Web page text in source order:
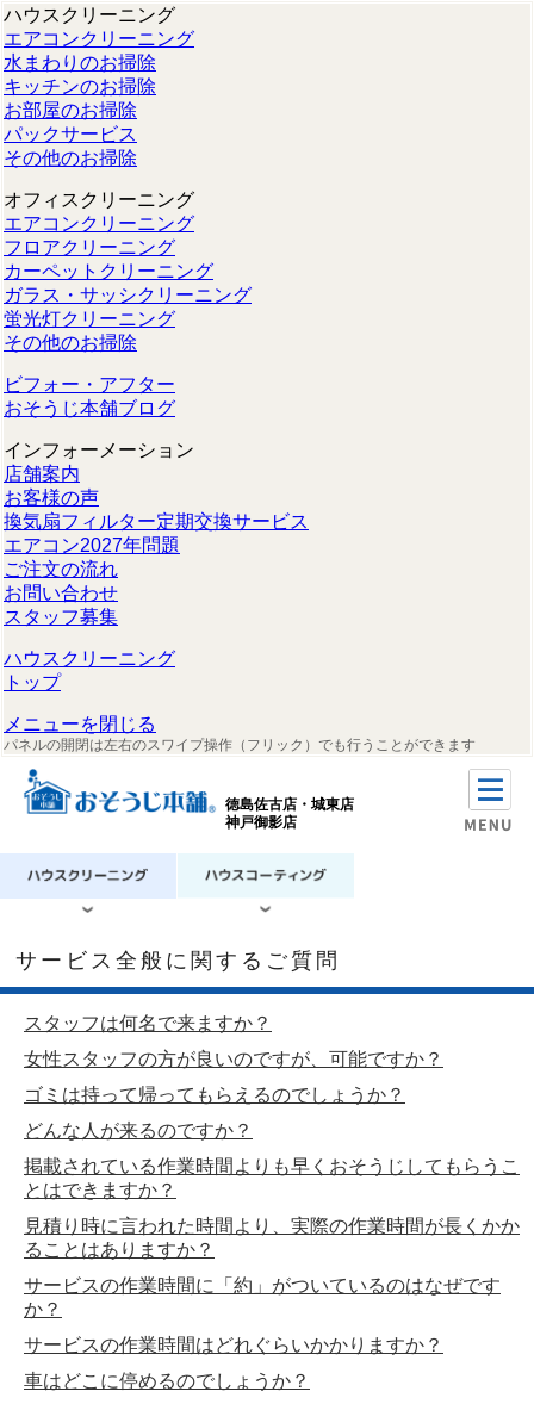
ハウスクリーニング
エアコンクリーニング
水まわりのお掃除
キッチンのお掃除
お部屋のお掃除
パックサービス
その他のお掃除
オフィスクリーニング
エアコンクリーニング
フロアクリーニング
カーペットクリーニング
ガラス・サッシクリーニング
蛍光灯クリーニング
その他のお掃除
ビフォー・アフター
おそうじ本舗ブログ
インフォーメーション
店舗案内
お客様の声
換気扇フィルター定期交換サービス
エアコン2027年問題
ご注文の流れ
お問い合わせ
スタッフ募集
ハウスクリーニング
トップ
メニューを閉じる
パネルの開閉は左右のスワイプ操作（フリック）でも行うことができます
徳島佐古店・城東店
神戸御影店
サービス全般に関するご質問
スタッフは何名で来ますか？
女性スタッフの方が良いのですが、可能ですか？
ゴミは持って帰ってもらえるのでしょうか？
どんな人が来るのですか？
掲載されている作業時間よりも早くおそうじしてもらうこ
とはできますか？
見積り時に言われた時間より、実際の作業時間が長くかか
ることはありますか？
サービスの作業時間に「約」がついているのはなぜです
か？
サービスの作業時間はどれぐらいかかりますか？
車はどこに停めるのでしょうか？